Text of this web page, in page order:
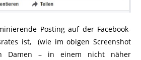
Posting auf der Facebook-
ist, (wie im obigen Screenshot
Damen – in einem nicht näher